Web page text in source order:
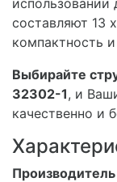
составляют 13
компактность
Выбирайте
32302-1, и
качественно и
Производитель